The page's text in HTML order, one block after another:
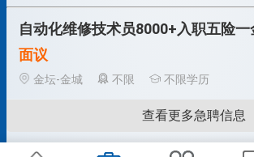
自动化维修技术员8000+入职五险一
面议
金坛-金城
不限 不限学历
查看更多急聘信息